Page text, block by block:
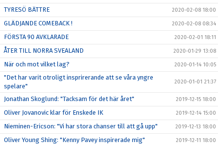
TYRESÖ BÄTTRE 2020-02-08 18:00
GLÄDJANDE COMEBACK ! 2020-02-08 08:34
FÖRSTA 90 AVKLARADE 2020-02-01 18:11
ÅTER TILL NORRA SVEALAND 2020-01-29 13:08
När och mot vilket lag? 2020-01-14 10:05
"Det har varit otroligt insprirerande att se våra yngre
spelare"
2020-01-01 21:37
Jonathan Skoglund: "Tacksam för det här året" 2019-12-15 18:00
Oliver Jovanovic klar för Enskede IK 2019-12-14 15:00
Nieminen-Ericson: "Vi har stora chanser till att gå upp" 2019-12-13 18:00
Oliver Young Shing: "Kenny Pavey inspirerade mig" 2019-12-11 18:00